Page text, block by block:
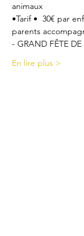
animaux
•Tarif •  30€ par
parents
- GRAND FÊTE
En lire plus >